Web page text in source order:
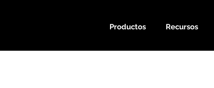
Productos Recursos